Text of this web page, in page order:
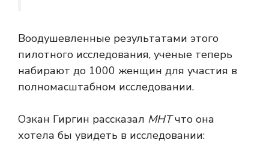
Воодушевленные результатами этого
пилотного исследования, ученые теперь
набирают до 1000 женщин для участия в
полномасштабном исследовании.
Озкан Гиргин рассказал МНТчто она
хотела бы увидеть в исследовании: